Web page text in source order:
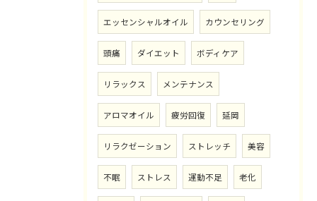
エッセンシャルオイル カウンセリング
頭痛 ダイエット ボディケア
リラックス メンテナンス
アロマオイル 疲労回復 延岡
リラクゼーション ストレッチ 美容
不眠 ストレス 運動不足 老化